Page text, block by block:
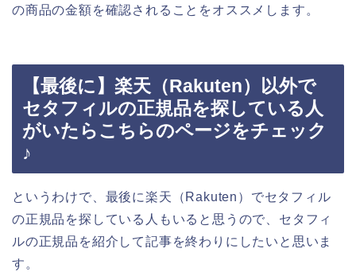
の商品の金額を確認されることをオススメします。
【最後に】楽天（Rakuten）以外で
セタフィルの正規品を探している人
がいたらこちらのページをチェック
♪
というわけで、最後に楽天（Rakuten）でセタフィル
の正規品を探している人もいると思うので、セタフィ
ルの正規品を紹介して記事を終わりにしたいと思いま
す。